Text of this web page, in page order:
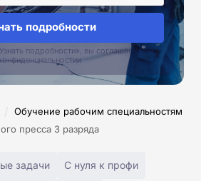
подробности
подробности», вы соглашаетесь с
/ Обучение рабочим специальностям
пресса 3 разряда
задачи С нуля к профи